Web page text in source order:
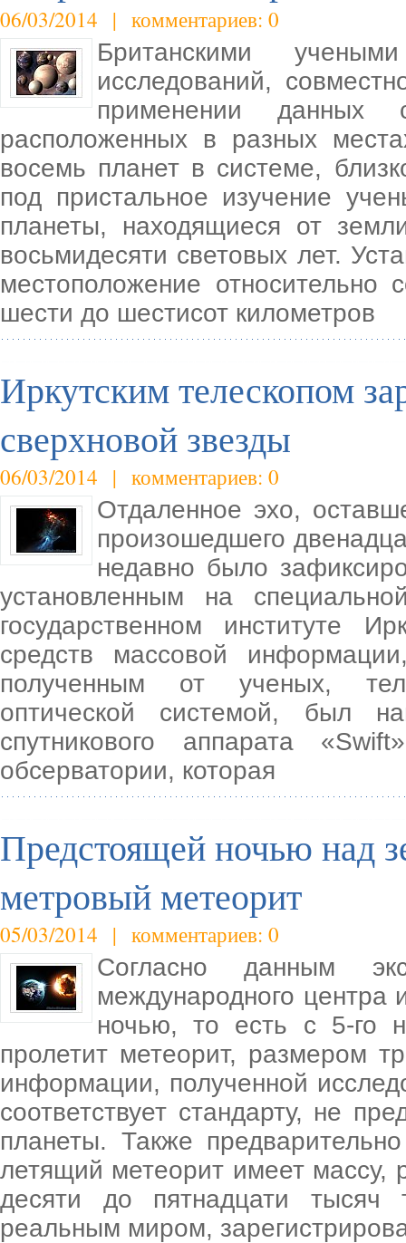
06/03/2014 | комментариев: 0
Британскими
исследований,
применении данных
расположенных в разных
восемь планет в системе,
под пристальное изучение
планеты, находящиеся от
восьмидесяти световых лет.
местоположение относительно
шести до шестисот километров
Иркутским телескопом
сверхновой звезды
06/03/2014 | комментариев: 0
Отдаленное эхо,
произошедшего
недавно было
установленным на
государственном институте
средств массовой
полученным от ученых,
оптической системой, был
спутникового аппарата
обсерватории, которая
Предстоящей ночью над
метровый метеорит
05/03/2014 | комментариев: 0
Согласно данным
международного центра
ночью, то есть с 5-го
пролетит метеорит, размером
информации, полученной
соответствует стандарту, не
планеты. Также
летящий метеорит имеет массу,
десяти до пятнадцати
реальным миром,